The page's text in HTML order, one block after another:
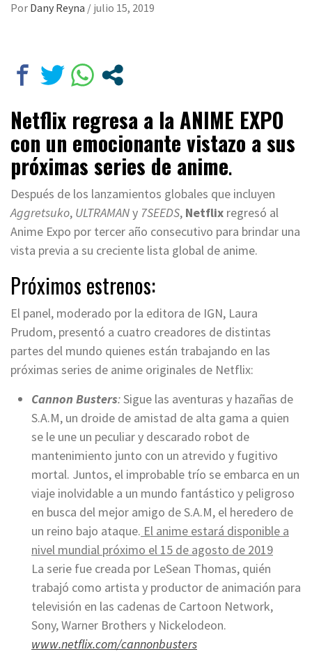
Por Dany Reyna / julio 15, 2019
Netflix regresa a la ANIME EXPO
con un emocionante vistazo a sus
próximas series de anime.
Después de los lanzamientos globales que incluyen
Aggretsuko, ULTRAMANy 7SEEDS, Netflix regresó al
Anime Expo por tercer año consecutivo para brindar una
vista previa a su creciente lista global de anime.
Próximos estrenos:
El panel, moderado por la editora de IGN, Laura
Prudom, presentó a cuatro creadores de distintas
partes del mundo quienes están trabajando en las
próximas series de anime originales de Netflix:
Cannon Busters:Sigue las aventuras y hazañas de
S.A.M, un droide de amistad de alta gama a quien
se le une un peculiar y descarado robot de
mantenimiento junto con un atrevido y fugitivo
mortal. Juntos, el improbable trío se embarca en un
viaje inolvidable a un mundo fantástico y peligroso
en busca del mejor amigo de S.A.M, el heredero de
un reino bajo ataque. El anime estará disponible a
nivel mundial próximo el 15 de agosto de 2019
La serie fue creada por LeSean Thomas, quién
trabajó como artista y productor de animación para
televisión en las cadenas de Cartoon Network,
Sony, Warner Brothers y Nickelodeon.
www.netflix.com/cannonbusters